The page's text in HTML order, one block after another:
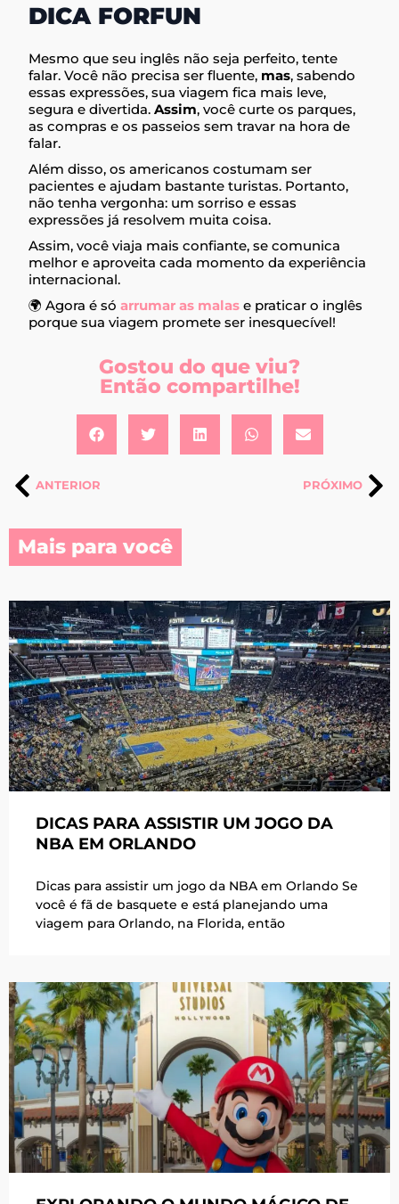
DICA FORFUN
Mesmo que seu inglês não seja perfeito, tente
falar. Você não precisa ser fluente, mas, sabendo
essas expressões, sua viagem fica mais leve,
segura e divertida.Assim, você curte os parques,
as compras e os passeios sem travar na hora de
falar.
Além disso, os americanos costumam ser
pacientes e ajudam bastante turistas. Portanto,
não tenha vergonha: um sorriso e essas
expressões já resolvem muita coisa.
Assim, você viaja mais confiante, se comunica
melhor e aproveita cada momento da experiência
internacional.
🌍 Agora é só arrumar as malase praticar o inglês
porque sua viagem promete ser inesquecível!
Gostou do que viu?
Então compartilhe!
ANTERIOR PRÓXIMO
Mais para você
DICAS PARA ASSISTIR UM JOGO DA
NBA EM ORLANDO
Dicas para assistir um jogo da NBA em Orlando Se
você é fã de basquete e está planejando uma
viagem para Orlando, na Florida, então